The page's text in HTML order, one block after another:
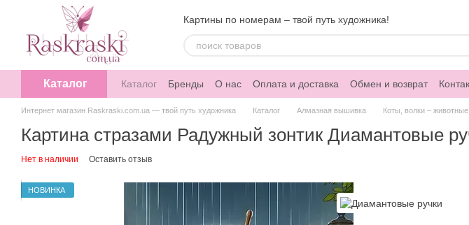
Перейти к основному контенту
Картины по номерам – твой путь художника!
Каталог Каталог Бренды О нас Оплата и доставка Обмен и возврат
Интернет магазин Raskraski.com.ua — твой путь художника Каталог Алмазная вышивка Коты, волки – животные
Картина стразами Радужный зонтик Диамантовые
Нет в наличии Оставить отзыв
НОВИНКА